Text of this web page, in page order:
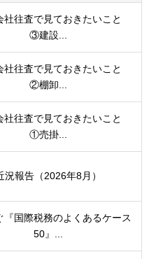
社往査で見ておきたいこと
③建設...
社往査で見ておきたいこと
②棚卸...
社往査で見ておきたいこと
①売掛...
況報告（2026年8月）
『国際税務のよくあるケース
50』...